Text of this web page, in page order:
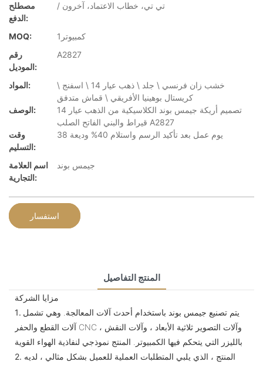
مصطلح
الدفع:
/ تي تي، خطاب الاعتماد، آخرون
MOQ:
كمبيوتر1
رقم
الموديل:
A2827
المواد:
خشب زان فرنسي \ جلد \ ذهب عيار 14 \ اسفنج \
كريستال بوهينيا الأفريقي \ قماش متدفق
الوصف:
تصميم أريكة جيمس بوند الكلاسيكية من الذهب عيار 14
قيراط والبني الفاتح الصلب A2827
وقت
التسليم:
38 يوم عمل بعد تأكيد الرسم واستلام 40% وديعة
اسم العلامة
التجارية:
جيمس بوند
استفسار
المنتج التفاصيل
مزايا الشركة
1. يتم تصنيع جيمس بوند باستخدام أحدث آلات المعالجة. وهي تشمل
آلات القطع والحفر CNC ، وآلات التصوير ثلاثية الأبعاد ، وآلات النقش
بالليزر التي يتحكم فيها الكمبيوتر. المنتج نموذجي لنفاذية الهواء القوية
2. المنتج ، الذي يلبي المتطلبات العملية للعميل بشكل مثالي ، لديه